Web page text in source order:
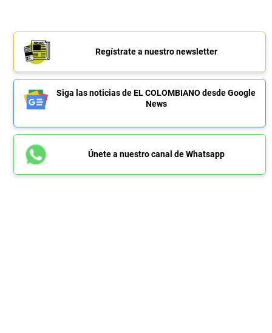
Regístrate a nuestro newsletter
Siga las noticias de EL COLOMBIANO desde Google
News
Únete a nuestro canal de Whatsapp